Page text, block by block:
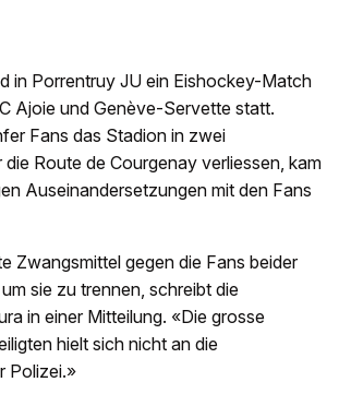
in Porrentruy JU ein Eishockey-Match
Ajoie und Genève-Servette statt.
Fans das Stadion in zwei
die Route de Courgenay verliessen, kam
Auseinandersetzungen mit den Fans
Zwangsmittel gegen die Fans beider
sie zu trennen, schreibt die
in einer Mitteilung. «Die grosse
hielt sich nicht an die
Polizei.»